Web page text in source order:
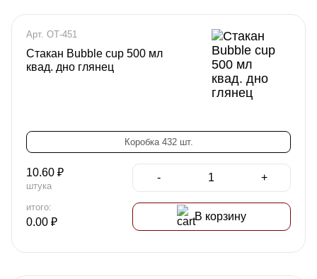
Арт. ОТ-451
Стакан Bubble cup 500 мл
квад. дно глянец
Коробка 432 шт.
10.60 ₽
штука
- +
итого:
0.00 ₽ В корзину